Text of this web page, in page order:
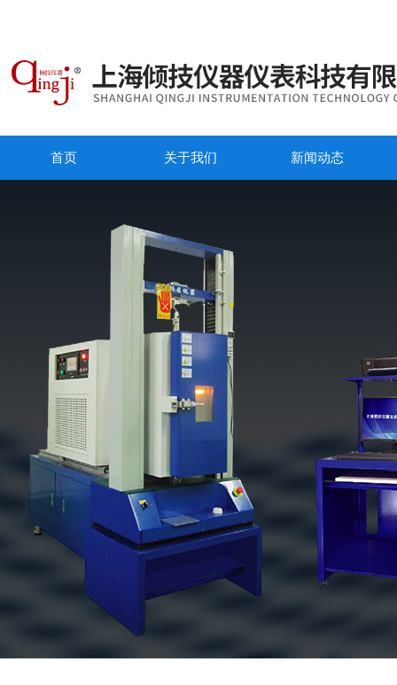
首页 关于我们 新闻动态